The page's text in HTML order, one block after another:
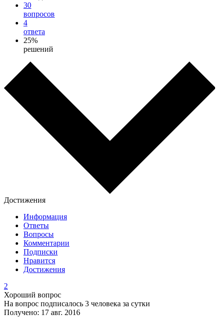
30
вопросов
4
ответа
25%
решений
Достижения
Информация
Ответы
Вопросы
Комментарии
Подписки
Нравится
Достижения
2
Хороший вопрос
На вопрос подписалось 3 человека за сутки
Получено: 17 авг. 2016